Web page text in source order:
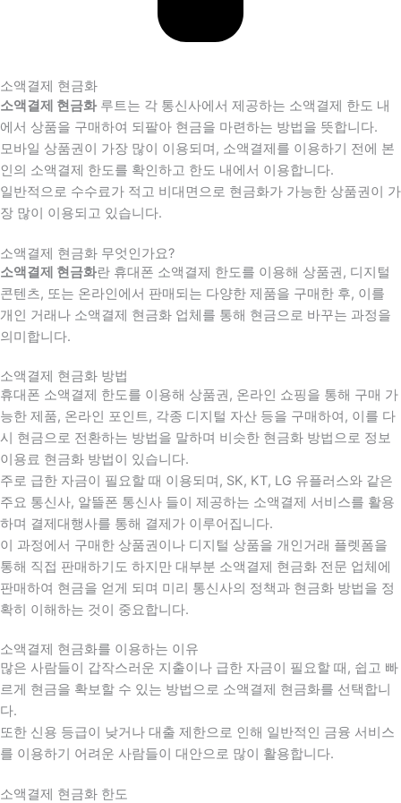
소액결제 현금화
소액결제 현금화루트는 각 통신사에서 제공하는 소액결제 한도 내
에서 상품을 구매하여 되팔아 현금을 마련하는 방법을 뜻합니다.
모바일 상품권이 가장 많이 이용되며, 소액결제를 이용하기 전에 본
인의 소액결제 한도를 확인하고 한도 내에서 이용합니다.
일반적으로 수수료가 적고 비대면으로 현금화가 가능한 상품권이 가
장 많이 이용되고 있습니다.
소액결제 현금화 무엇인가요?
소액결제 현금화란 휴대폰 소액결제 한도를 이용해 상품권, 디지털
콘텐츠, 또는 온라인에서 판매되는 다양한 제품을 구매한 후, 이를
개인 거래나 소액결제 현금화 업체를 통해 현금으로 바꾸는 과정을
의미합니다.
소액결제 현금화 방법
휴대폰 소액결제 한도를 이용해 상품권, 온라인 쇼핑을 통해 구매 가
능한 제품, 온라인 포인트, 각종 디지털 자산 등을 구매하여, 이를 다
시 현금으로 전환하는 방법을 말하며 비슷한 현금화 방법으로 정보
이용료 현금화 방법이 있습니다.
주로 급한 자금이 필요할 때 이용되며, SK, KT, LG 유플러스와 같은
주요 통신사, 알뜰폰 통신사 들이 제공하는 소액결제 서비스를 활용
하며 결제대행사를 통해 결제가 이루어집니다.
이 과정에서 구매한 상품권이나 디지털 상품을 개인거래 플렛폼을
통해 직접 판매하기도 하지만 대부분 소액결제 현금화 전문 업체에
판매하여 현금을 얻게 되며 미리 통신사의 정책과 현금화 방법을 정
확히 이해하는 것이 중요합니다.
소액결제 현금화를 이용하는 이유
많은 사람들이 갑작스러운 지출이나 급한 자금이 필요할 때 , 쉽고 빠
르게 현금을 확보할 수 있는 방법으로 소액결제 현금화를 선택합니
다.
또한 신용 등급이 낮거나 대출 제한으로 인해 일반적인 금융 서비스
를 이용하기 어려운 사람들이 대안으로 많이 활용합니다.
소액결제 현금화 한도